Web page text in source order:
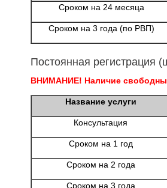
Сроком на 24 месяца
Сроком на 3 года (по РВП)
Постоянная регистрация
ВНИМАНИЕ! Наличие
Название услуги
Консультация
Сроком на 1 год
Сроком на 2 года
Сроком на 3 года